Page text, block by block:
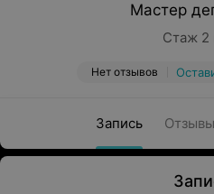
Мастер
Стаж 2
Нет отзывов
Запись Отзывы